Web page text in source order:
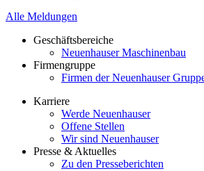
Alle Meldungen
Geschäftsbereiche
Neuenhauser Maschinenbau
Firmengruppe
Firmen der Neuenhauser
Karriere
Werde Neuenhauser
Offene Stellen
Wir sind Neuenhauser
Presse & Aktuelles
Zu den Presseberichten